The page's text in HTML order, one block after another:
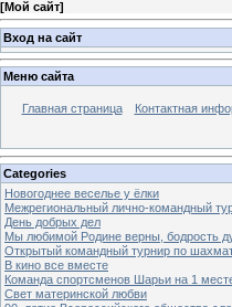
[Мой сайт]
Вход на сайт
Меню сайта
Главная страница Контактная
Categories
Новогоднее веселье у ёлки
Межрегиональный лично-командный
День добрых дел
Мы любимой Родине верны, бодрость
Открытый командный турнир по
В кино все вместе
Команда спортсменов Шарьи на 1
Свет материнской любви